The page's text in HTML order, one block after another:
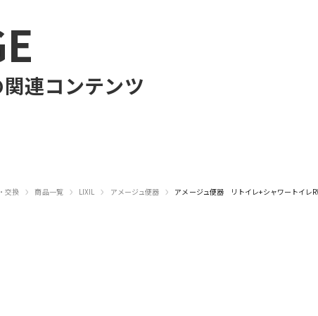
関連コンテンツ
交換 › 商品一覧 › LIXIL › アメージュ便器 › アメージュ便器 リトイレ+シャワートイレ